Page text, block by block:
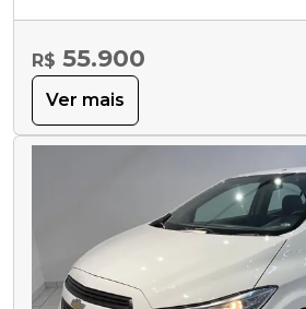
R$ 55.900
Ver mais